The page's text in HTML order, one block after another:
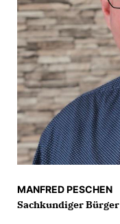
MANFRED PESCHEN
Sachkundiger Bürger